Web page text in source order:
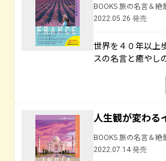
BOOKS 旅の名言＆絶
2022.05.26 発売
世界を４０年以上
スの名言と癒やし
人生観が変わる
BOOKS 旅の名言＆絶
2022.07.14 発売